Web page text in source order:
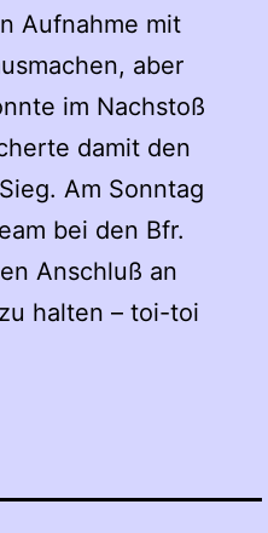
Aufnahme mit
aber
im Nachstoß
damit den
Am Sonntag
bei den Bfr.
Anschluß an
halten – toi-toi